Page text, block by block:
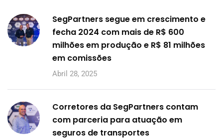
SegPartners segue em crescimento e
fecha 2024 com mais de R$ 600
milhões em produção e R$ 81 milhões
em comissões
Abril 28, 2025
Corretores da SegPartners contam
com parceria para atuação em
seguros de transportes